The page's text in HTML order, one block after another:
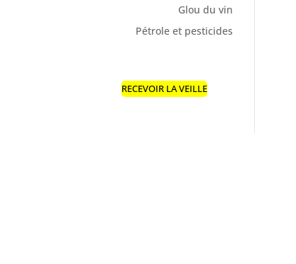
Glou du vin
Pétrole et pesticides
RECEVOIR LA VEILLE